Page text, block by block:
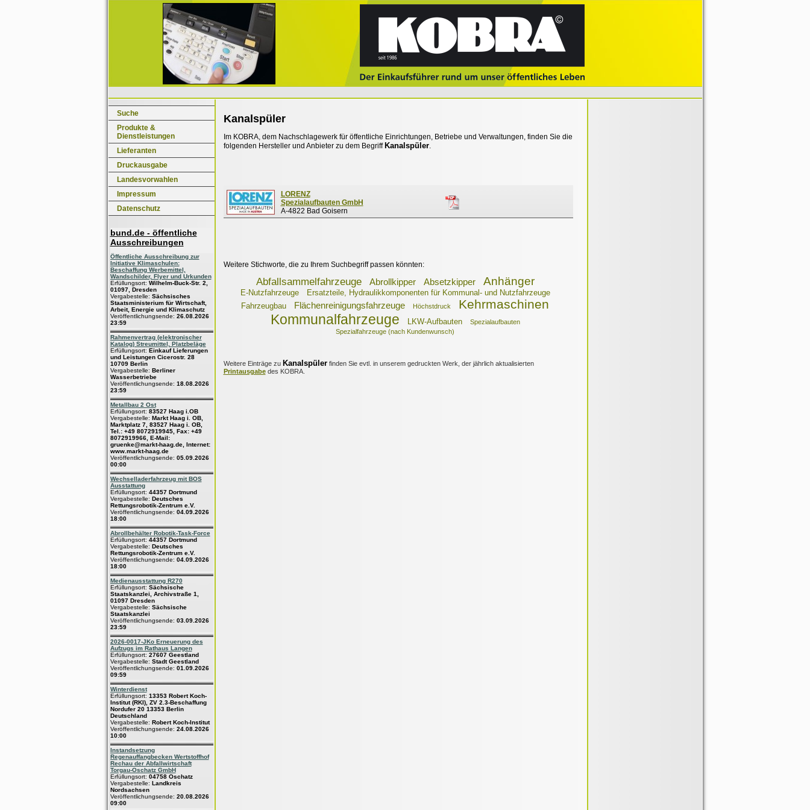
Suche
Produkte &
Dienstleistungen
Lieferanten
Druckausgabe
Landesvorwahlen
Impressum
Datenschutz
bund.de - öffentliche
Ausschreibungen
Öffentliche Ausschreibung zur
Initiative Klimaschulen:
Beschaffung Werbemittel,
Wandschilder, Flyer und Urkunden
Erfüllungsort: Wilhelm-Buck-Str. 2,
01097, Dresden
Vergabestelle: Sächsisches
Staatsministerium für Wirtschaft,
Arbeit, Energie und Klimaschutz
Veröffentlichungsende: 26.08.2026
23:59
Rahmenvertrag (elektronischer
Katalog) Streumittel, Platzbeläge
Erfüllungsort: Einkauf Lieferungen
und Leistungen Cicerostr. 28
10709 Berlin
Vergabestelle: Berliner
Wasserbetriebe
Veröffentlichungsende: 18.08.2026
23:59
Metallbau 2 Ost
Erfüllungsort: 83527 Haag i.OB
Vergabestelle: Markt Haag i. OB,
Marktplatz 7, 83527 Haag i. OB,
Tel.: +49 8072919945, Fax: +49
8072919966, E-Mail:
gruenke@markt-haag.de, Internet:
www.markt-haag.de
Veröffentlichungsende: 05.09.2026
00:00
Wechselladerfahrzeug mit BOS
Ausstattung
Erfüllungsort: 44357 Dortmund
Vergabestelle: Deutsches
Rettungsrobotik-Zentrum e.V.
Veröffentlichungsende: 04.09.2026
18:00
Abrollbehälter Robotik-Task-Force
Erfüllungsort: 44357 Dortmund
Vergabestelle: Deutsches
Rettungsrobotik-Zentrum e.V.
Veröffentlichungsende: 04.09.2026
18:00
Medienausstattung R270
Erfüllungsort: Sächsische
Staatskanzlei, Archivstraße 1,
01097 Dresden
Vergabestelle: Sächsische
Staatskanzlei
Veröffentlichungsende: 03.09.2026
23:59
2026-0017-JKo Erneuerung des
Aufzugs im Rathaus Langen
Erfüllungsort: 27607 Geestland
Vergabestelle: Stadt Geestland
Veröffentlichungsende: 01.09.2026
09:59
Winterdienst
Erfüllungsort: 13353 Robert Koch-
Institut (RKI), ZV 2.3-Beschaffung
Nordufer 20 13353 Berlin
Deutschland
Vergabestelle: Robert Koch-Institut
Veröffentlichungsende: 24.08.2026
10:00
Instandsetzung
Regenauffangbecken Wertstoffhof
Rechau der Abfallwirtschaft
Torgau-Oschatz GmbH
Erfüllungsort: 04758 Oschatz
Vergabestelle: Landkreis
Nordsachsen
Veröffentlichungsende: 20.08.2026
09:00
Kanalspüler
Im KOBRA, dem Nachschlagewerk für öffentliche Einrichtungen, Betriebe und Verwaltungen, finden Sie die
folgenden Hersteller und Anbieter zu dem Begriff Kanalspüler.
LORENZ
Spezialaufbauten GmbH
A-4822 Bad Goisern
Weitere Stichworte, die zu Ihrem Suchbegriff passen könnten:
Abfallsammelfahrzeuge Abrollkipper Absetzkipper Anhänger
E-Nutzfahrzeuge
Ersatzteile, Hydraulikkomponenten für Kommunal- und Nutzfahrzeuge
Fahrzeugbau
Flächenreinigungsfahrzeuge Höchstdruck Kehrmaschinen
Kommunalfahrzeuge LKW-Aufbauten
Spezialaufbauten
Spezialfahrzeuge (nach Kundenwunsch)
Weitere Einträge zu Kanalspülerfinden Sie evtl. in unserem gedruckten Werk, der jährlich aktualisierten
Printausgabedes KOBRA.